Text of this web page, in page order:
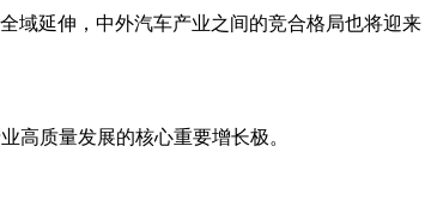
域延伸，中外汽车产业之间的竞合格局也将迎来
高质量发展的核心重要增长极。